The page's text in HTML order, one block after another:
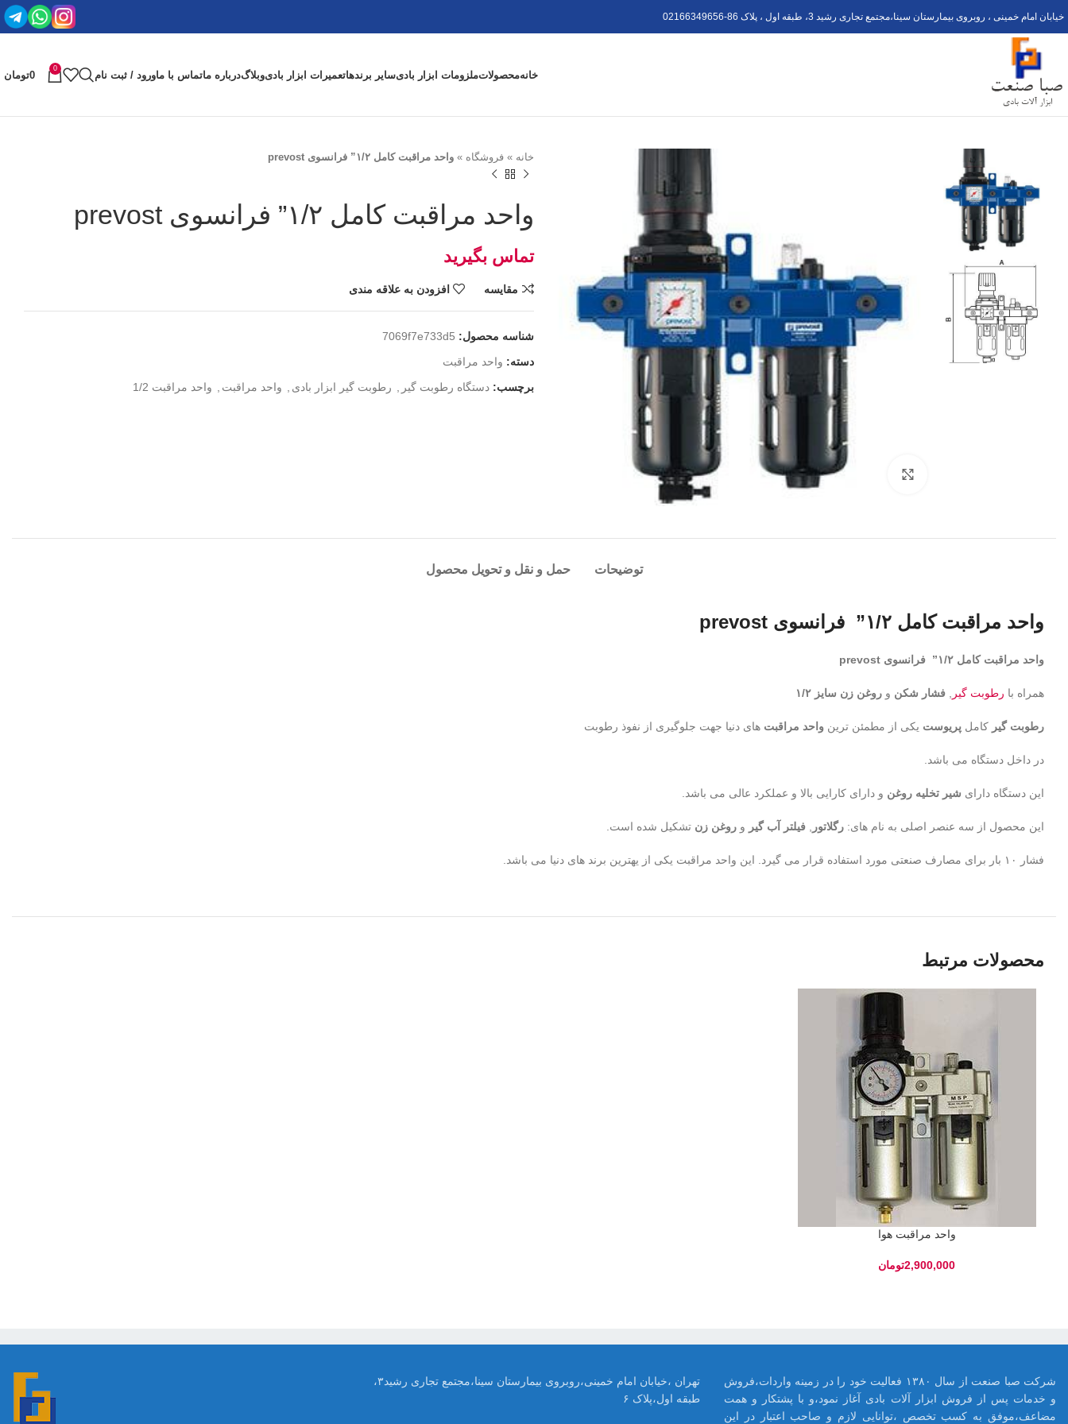
خیابان امام خمینی ، روبروی بیمارستان سینا،مجتمع تجاری رشید 3، طبقه اول ، پلاک 6 02166349656-8
خانهمحصولاتملزومات ابزار بادیسایر برندهاتعمیرات ابزار بادیوبلاگدرباره ماتماس با ماورود / ثبت نام
0
0تومان
برای بزرگنمایی کلیک کنید
خانه » فروشگاه » واحد مراقبت کامل ۱/۲” فرانسوی prevost
تومان
واحد مراقبت کامل ۱/۲” فرانسوی prevost
مقايسه افزودن به علاقه مندی
شناسه محصول: 7069f7e733d5
دسته: واحد مراقبت
برچسب: دستگاه رطوبت گیر رطوبت گیر ابزار بادی واحد مراقبت واحد مراقبت 1/2
توضیحات حمل و نقل و تحویل محصول
واحد مراقبت کامل ۱/۲” فرانسوی prevost
واحد مراقبت کامل ۱/۲” فرانسوی prevost
همراه با رطوبت گیر فشار شکن و روغن زن سایز ۱/۲
رطوبت گیر کامل پریوست یکی از مطمئن ترین واحد مراقبت های دنیا جهت جلوگیری از نفوذ رطوبت
در داخل دستگاه می باشد.
این دستگاه دارای شیر تخلیه روغن و دارای کارایی بالا و عملکرد عالی می باشد.
این محصول از سه عنصر اصلی به نام های: رگلاتور فیلتر آب گیر و روغن زن تشکیل شده است.
فشار ۱۰ بار برای مصارف صنعتی مورد استفاده قرار می گیرد. این واحد مراقبت یکی از یهترین برند های دنیا می باشد.
محصولات مرتبط
واحد مراقبت هوا
تومان
تهران ،خیابان امام خمینی،روبروی بیمارستان سینا،مجتمع تجاری رشید۳،
طبقه اول،پلاک ۶
شرکت صبا صنعت از سال ۱۳۸۰ فعالیت خود را در زمینه واردات،فروش
و خدمات پس از فروش ابزار آلات بادی آغاز نمود،و با پشتکار و همت
مضاعف،موفق به کسب تخصص ،توانایی لازم و صاحب اعتبار در این